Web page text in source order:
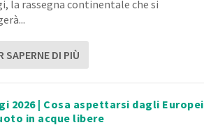
la rassegna continentale che si
SAPERNE DI PIÙ
2026 | Cosa aspettarsi dagli Europei
in acque libere